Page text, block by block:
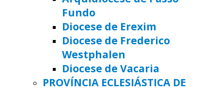
Fundo
Diocese de Erexim
Diocese de Frederico
Westphalen
Diocese de Vacaria
PROVÍNCIA ECLESIÁSTICA DE